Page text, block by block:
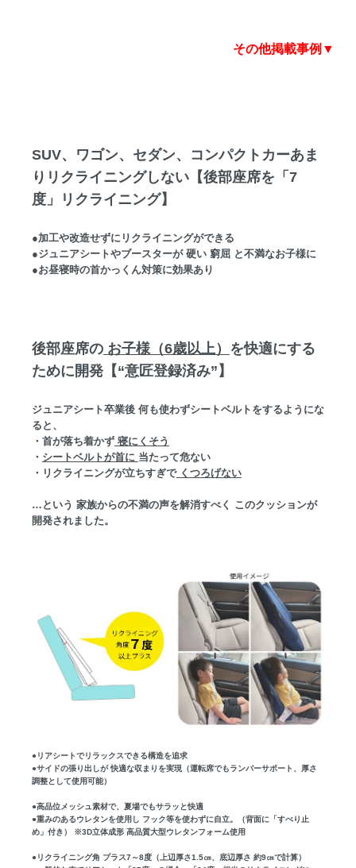
その他掲載事例▼
SUV、ワゴン、セダン、コンパクトカーあま
りリクライニングしない【後部座席を「7
度」リクライニング】
●加工や改造せずにリクライニングができる
●ジュニアシートやブースターが 硬い 窮屈 と不満なお子様に
●お昼寝時の首かっくん対策に効果あり
後部座席のお子様（6歳以上）
を快適にする
ために開発【“意匠登録済み”】
ジュニアシート卒業後 何も使わずシートベルトをするようにな
ると、
・首が落ち着かず寝にくそう
・ シートベルトが首に 当たって危ない
・リクライニングが立ちすぎでくつろげない
…という 家族からの不満の声を解消すべく このクッションが
開発されました。
●リアシートでリラックスできる構造を追求
●サイドの張り出しが 快適な収まりを実現（運転席でもランバーサポート、厚さ
調整として使用可能）
●高品位メッシュ素材で、夏場でもサラッと快適
●重みのあるウレタンを使用し フック等を使わずに自立。（背面に「すべり止
め」付き） ※3D立体成形 高品質大型ウレタンフォーム使用
●リクライニング角 プラス7～8度（上辺厚さ1.5㎝、底辺厚さ 約9㎝で計算）